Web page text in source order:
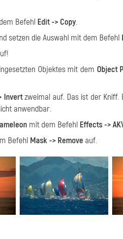
Befehl Edit -> Copy.
setzen die Auswahl mit dem Befehl
Objektes mit dem Object
Invertzweimal auf. Das ist der Kniff.
anwendbar.
mit dem Befehl Effects ->
Befehl Mask -> Removeauf.